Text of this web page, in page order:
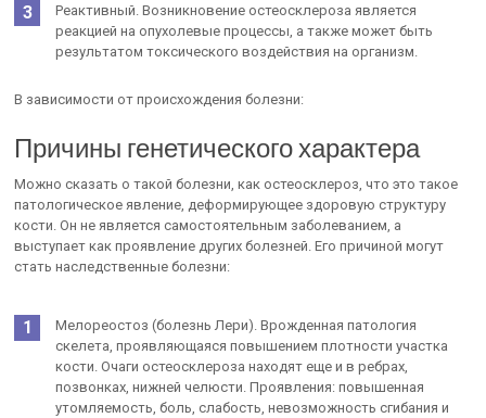
Реактивный. Возникновение остеосклероза является
реакцией на опухолевые процессы, а также может быть
результатом токсического воздействия на организм.
В зависимости от происхождения болезни:
Причины генетического характера
Можно сказать о такой болезни, как остеосклероз, что это такое
патологическое явление, деформирующее здоровую структуру
кости. Он не является самостоятельным заболеванием, а
выступает как проявление других болезней. Его причиной могут
стать наследственные болезни:
Мелореостоз (болезнь Лери). Врожденная патология
скелета, проявляющаяся повышением плотности участка
кости. Очаги остеосклероза находят еще и в ребрах,
позвонках, нижней челюсти. Проявления: повышенная
утомляемость, боль, слабость, невозможность сгибания и